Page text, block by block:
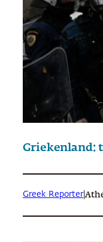
Griekenland:
Greek Reporter|